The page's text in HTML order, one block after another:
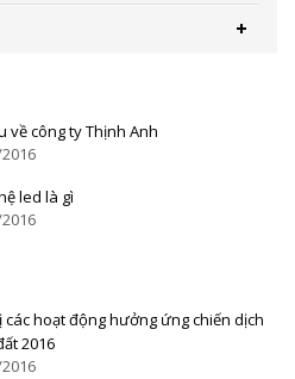
về công ty Thịnh Anh
led là gì
các hoạt động hưởng ứng chiến dịch
2016